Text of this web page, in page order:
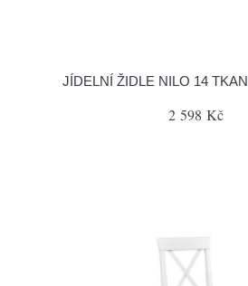
JÍDELNÍ ŽIDLE NILO 14
2 598 Kč